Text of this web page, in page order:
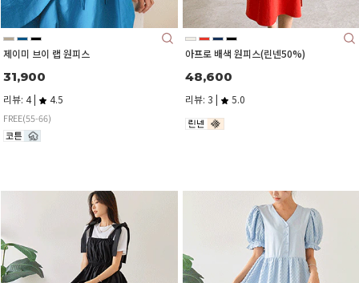
제이미 브이 랩 원피스
31,900
리뷰: 4 | 4.5
FREE(55-66)
아프로 배색 원피스(린넨50%)
48,600
리뷰: 3 | 5.0